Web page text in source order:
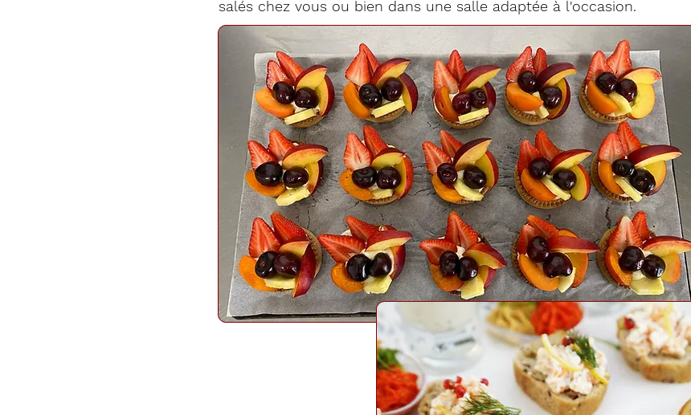
salés chez vous ou bien dans une salle adaptée à l'occasion.